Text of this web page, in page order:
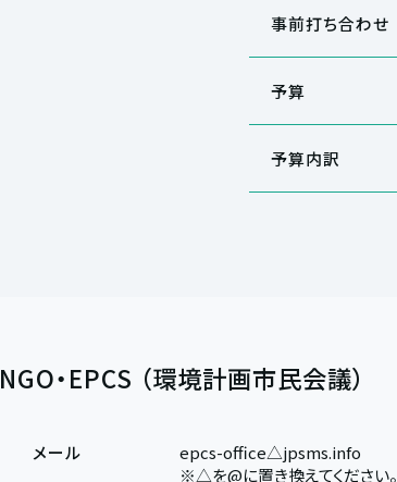
事前打ち合わせ
予算
予算内訳
NGO・EPCS （環境計画市民会議）
メール
epcs-office△jpsms.info
※△を@に置き換えてください。